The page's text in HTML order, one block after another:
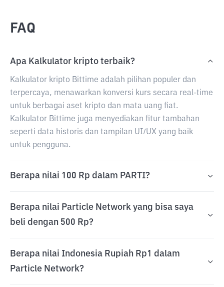
FAQ
Apa Kalkulator kripto terbaik?
Kalkulator kripto Bittime adalah pilihan populer dan
terpercaya, menawarkan konversi kurs secara real-time
untuk berbagai aset kripto dan mata uang fiat.
Kalkulator Bittime juga menyediakan fitur tambahan
seperti data historis dan tampilan UI/UX yang baik
untuk pengguna.
Berapa nilai 100 Rp dalam PARTI?
Berapa nilai Particle Network yang bisa saya
beli dengan 500 Rp?
Berapa nilai Indonesia Rupiah Rp1 dalam
Particle Network?